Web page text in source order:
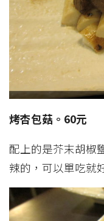
烤杏包菇。60元
配上的是芥末胡椒
辣的，可以單吃就